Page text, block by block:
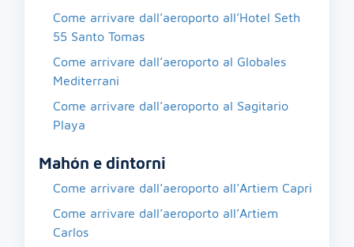
Come arrivare dall’aeroporto all’Hotel Seth
55 Santo Tomas
Come arrivare dall’aeroporto al Globales
Mediterrani
Come arrivare dall’aeroporto al Sagitario
Playa
Mahón e dintorni
Come arrivare dall’aeroporto all’Artiem Capri
Come arrivare dall’aeroporto all’Artiem
Carlos